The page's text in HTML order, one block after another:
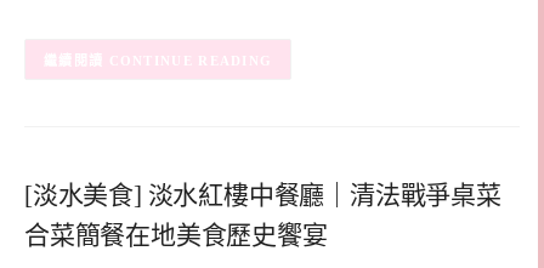
CONTINUE READING
[淡水美食] 淡水紅樓中餐廳｜清法戰爭桌菜
合菜簡餐在地美食歷史饗宴